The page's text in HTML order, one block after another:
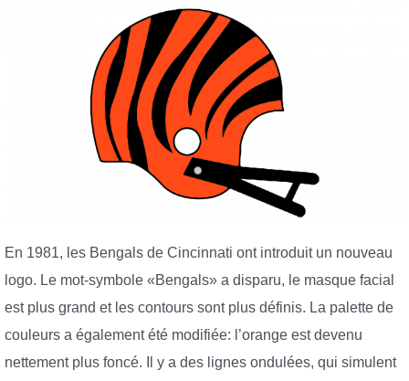
En 1981, les Bengals de Cincinnati ont introduit un nouveau
logo. Le mot-symbole «Bengals» a disparu, le masque facial
est plus grand et les contours sont plus définis. La palette de
couleurs a également été modifiée: l’orange est devenu
nettement plus foncé. Il y a des lignes ondulées, qui simulent